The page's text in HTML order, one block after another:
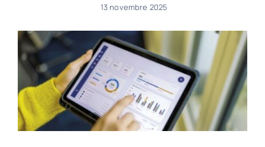
13 novembre 2025